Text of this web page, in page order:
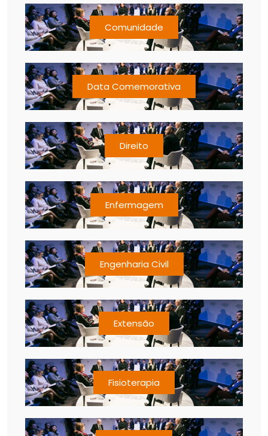
Comunidade
Data Comemorativa
Direito
Enfermagem
Engenharia Civil
Extensão
Fisioterapia